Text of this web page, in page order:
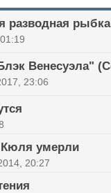
разводная рыбка
Венесуэла"
23:06
умерли
20:27